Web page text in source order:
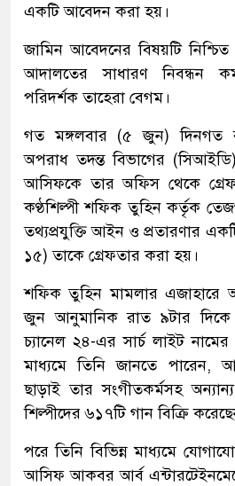
একটি আবেদন করা হয়।
জামিন আবেদনের বিষয়টি
আদালতের সাধারণ নিবন্ধন
পরিদর্শক তাহেরা বেগম।
গত মঙ্গলবার (৫ জুন) দিনগত
অপরাধ তদন্ত বিভাগের
আসিফকে তার অফিস থেকে
কণ্ঠশিল্পী শফিক তুহিন কর্তৃক
তথ্যপ্রযুক্তি আইন ও প্রতারণার
১৫) তাকে গ্রেফতার করা হয়।
শফিক তুহিন মামলার
জুন আনুমানিক রাত ৯টার দিকে
চ্যানেল ২৪-এর সার্চ লাইট নামের
মাধ্যমে তিনি জানতে
ছাড়াই তার সংগীতকর্মসহ
শিল্পীদের ৬১৭টি গান বিক্রি
পরে তিনি বিভিন্ন মাধ্যমে
আসিফ আকবর আর্ব